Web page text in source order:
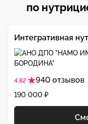
по
4.82 940 отзывов
Интегративная
190 000 ₽